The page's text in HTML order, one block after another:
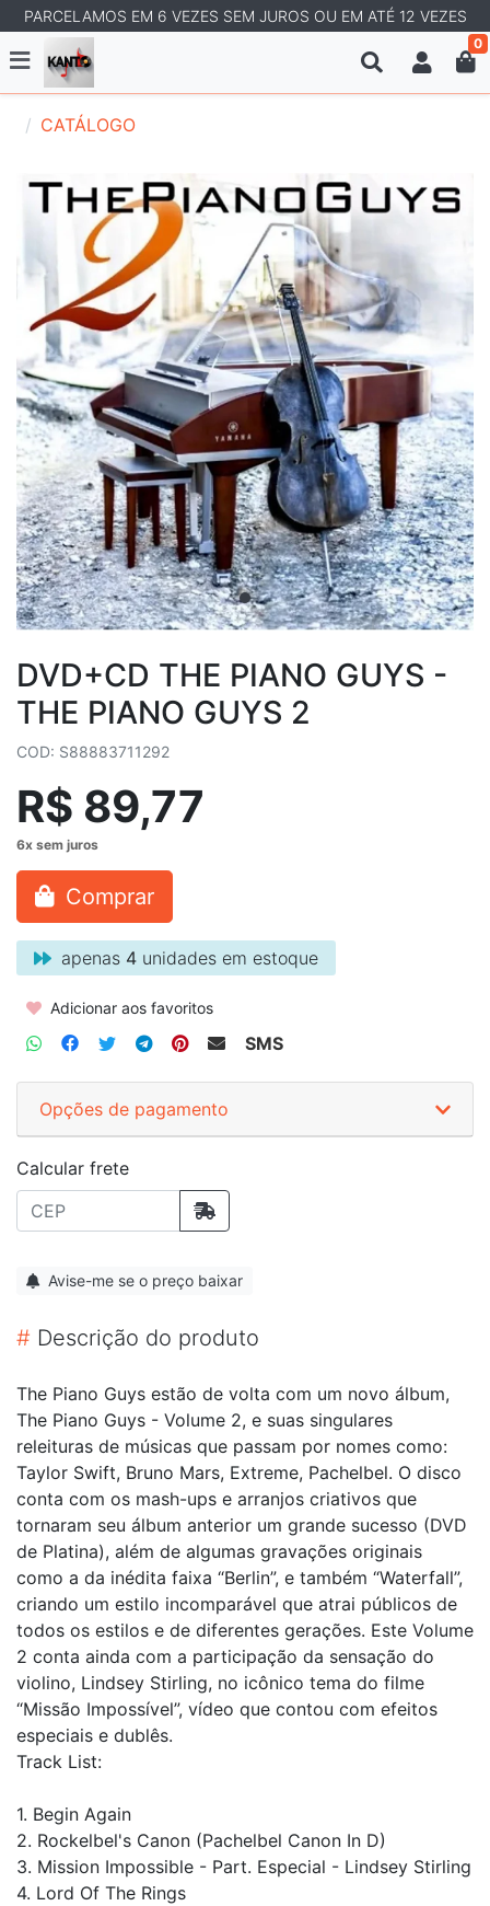
PARCELAMOS EM 6 VEZES SEM JUROS OU EM ATÉ 12 VEZES
0
CATÁLOGO
DVD+CD THE PIANO GUYS -
THE PIANO GUYS 2
COD: S88883711292
R$ 89,77
Comprar
apenas 4 unidades em estoque
Adicionar aos favoritos
SMS
Opções de pagamento
Calcular frete
Avise-me se o preço baixar
# Descrição do produto
The Piano Guys estão de volta com um novo álbum,
The Piano Guys - Volume 2, e suas singulares
releituras de músicas que passam por nomes como:
Taylor Swift, Bruno Mars, Extreme, Pachelbel. O disco
conta com os mash-ups e arranjos criativos que
tornaram seu álbum anterior um grande sucesso (DVD
de Platina), além de algumas gravações originais
como a da inédita faixa “Berlin”, e também “Waterfall”,
criando um estilo incomparável que atrai públicos de
todos os estilos e de diferentes gerações. Este Volume
2 conta ainda com a participação da sensação do
violino, Lindsey Stirling, no icônico tema do filme
“Missão Impossível”, vídeo que contou com efeitos
especiais e dublês.
Track List:
1. Begin Again
2. Rockelbel's Canon (Pachelbel Canon In D)
3. Mission Impossible - Part. Especial - Lindsey Stirling
4. Lord Of The Rings